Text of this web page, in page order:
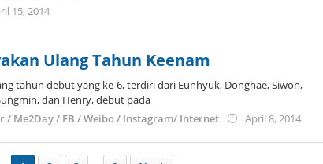
15, 2014by
Ulang Tahun Keenam
tahun debut yang ke-6, terdiri dari Eunhyuk, Donghae, Siwon,
dan Henry, debut pada
/ Me2Day / FB / Weibo / Instagram/ Internet April 8, 2014by